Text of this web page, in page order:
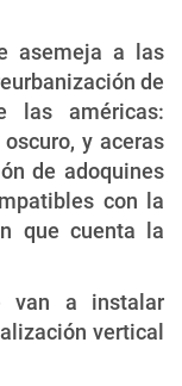
asemeja a las
de
américas:
y aceras
de adoquines
con la
que cuenta la
van a instalar
vertical